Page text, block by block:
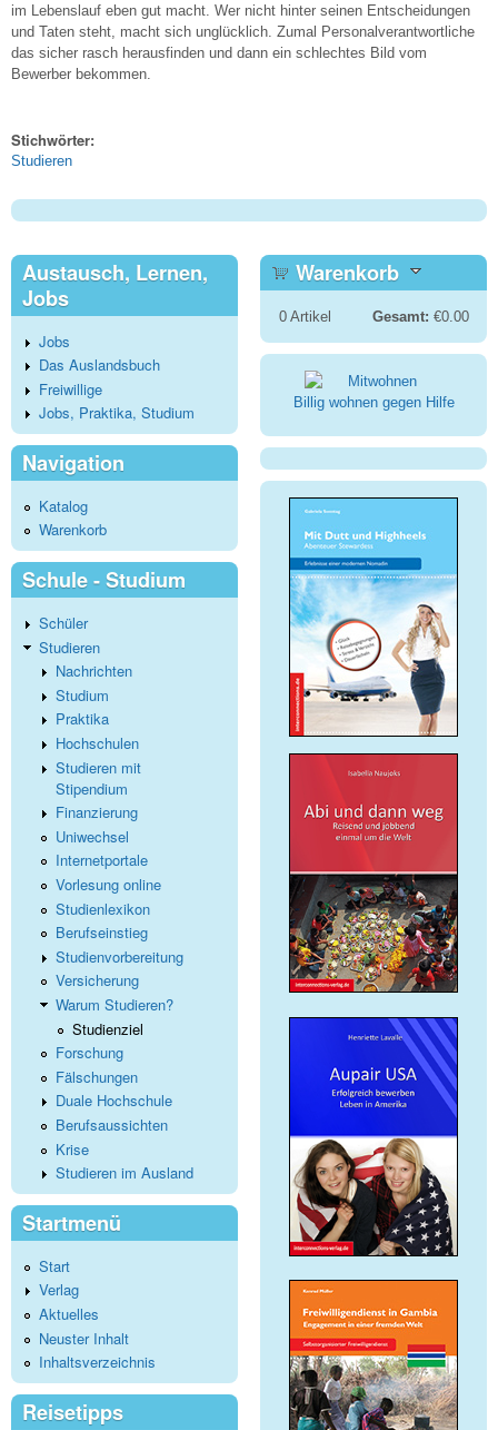
im Lebenslauf eben gut macht. Wer nicht hinter seinen Entscheidungen
und Taten steht, macht sich unglücklich. Zumal Personalverantwortliche
das sicher rasch herausfinden und dann ein schlechtes Bild vom
Bewerber bekommen.
Stichwörter:
Studieren
Austausch, Lernen,
Jobs
Jobs
Das Auslandsbuch
Freiwillige
Jobs, Praktika, Studium
Navigation
Katalog
Warenkorb
Schule - Studium
Schüler
Studieren
Nachrichten
Studium
Praktika
Hochschulen
Studieren mit
Stipendium
Finanzierung
Uniwechsel
Internetportale
Vorlesung online
Studienlexikon
Berufseinstieg
Studienvorbereitung
Versicherung
Warum Studieren?
Studienziel
Forschung
Fälschungen
Duale Hochschule
Berufsaussichten
Krise
Studieren im Ausland
Startmenü
Start
Verlag
Aktuelles
Neuster Inhalt
Inhaltsverzeichnis
Reisetipps
Warenkorb
0Artikel Gesamt: €0.00
Billig wohnen gegen Hilfe